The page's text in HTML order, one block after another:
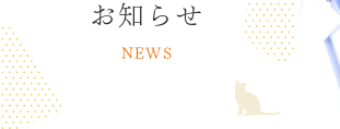
お知らせ
NEWS